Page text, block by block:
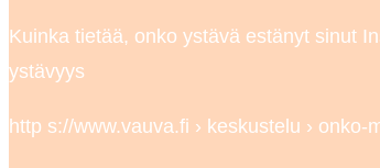
Kuinka tietää, onko ystävä estänyt sinut
ystävyys
http s://www.vauva.fi › keskustelu ›